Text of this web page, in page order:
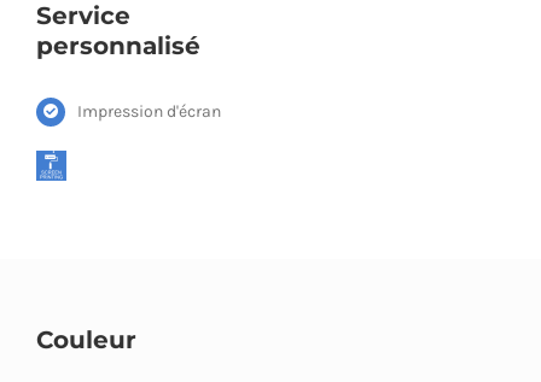
Service
personnalisé
Impression d'écran
Couleur